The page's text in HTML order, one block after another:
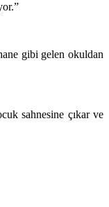
gibi gelen okuldan
sahnesine çıkar ve